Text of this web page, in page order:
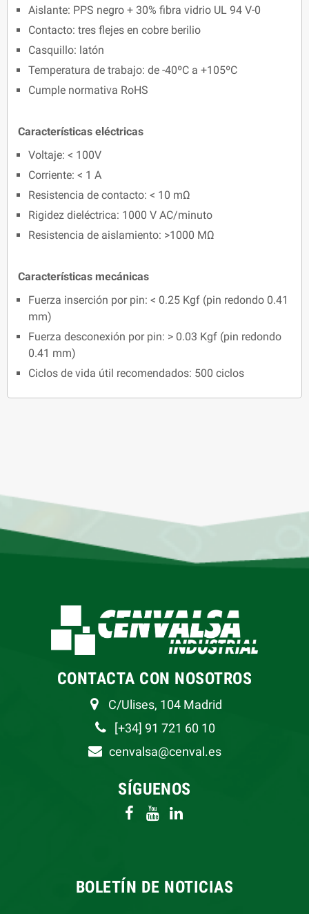
Aislante: PPS negro + 30% fibra vidrio UL 94 V-0
Contacto: tres flejes en cobre berilio
Casquillo: latón
Temperatura de trabajo: de -40ºC a +105ºC
Cumple normativa RoHS
Características eléctricas
Voltaje: < 100V
Corriente: < 1 A
Resistencia de contacto: < 10 mΩ
Rigidez dieléctrica: 1000 V AC/minuto
Resistencia de aislamiento: >1000 MΩ
Características mecánicas
Fuerza inserción por pin: < 0.25 Kgf (pin redondo 0.41
mm)
Fuerza desconexión por pin: > 0.03 Kgf (pin redondo
0.41 mm)
Ciclos de vida útil recomendados: 500 ciclos
CONTACTA CON NOSOTROS
C/Ulises, 104 Madrid
[+34] 91 721 60 10
cenvalsa@cenval.es
SÍGUENOS
BOLETÍN DE NOTICIAS